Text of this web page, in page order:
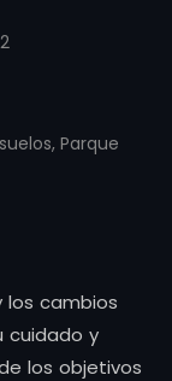
, Parque
los cambios
cuidado y
los objetivos